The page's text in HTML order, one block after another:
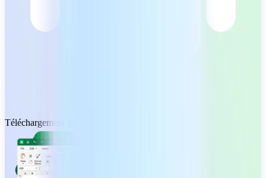
Téléchargement gratuit